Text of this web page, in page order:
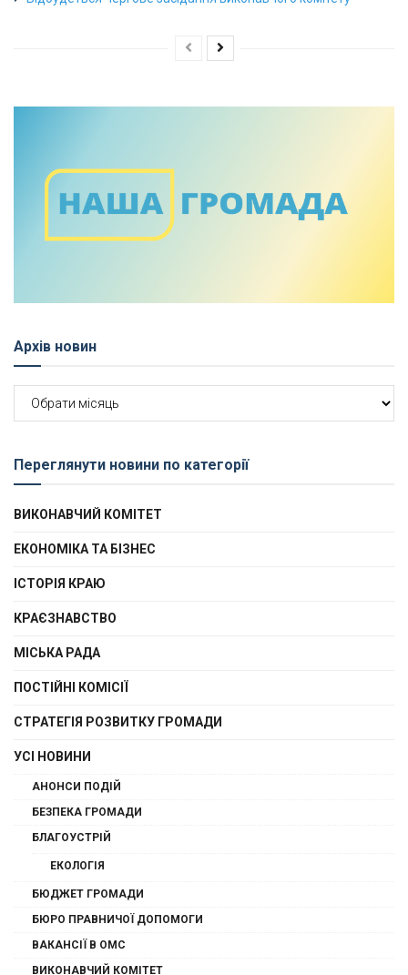
Архів новин
новин
Переглянути новини по категорії
ВИКОНАВЧИЙ КОМІТЕТ
ЕКОНОМІКА ТА БІЗНЕС
ІСТОРІЯ КРАЮ
КРАЄЗНАВСТВО
МІСЬКА РАДА
ПОСТІЙНІ КОМІСІЇ
СТРАТЕГІЯ РОЗВИТКУ ГРОМАДИ
УСІ НОВИНИ
АНОНСИ ПОДІЙ
БЕЗПЕКА ГРОМАДИ
БЛАГОУСТРІЙ
ЕКОЛОГІЯ
БЮДЖЕТ ГРОМАДИ
БЮРО ПРАВНИЧОЇ ДОПОМОГИ
ВАКАНСІЇ В ОМС
ВИКОНАВЧИЙ КОМІТЕТ